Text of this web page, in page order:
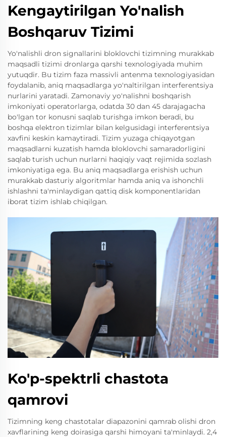
Kengaytirilgan Yo'nalish
Boshqaruv Tizimi
Yo'nalishli dron signallarini bloklovchi tizimning murakkab
maqsadli tizimi dronlarga qarshi texnologiyada muhim
yutuqdir. Bu tizim faza massivli antenma texnologiyasidan
foydalanib, aniq maqsadlarga yo'naltirilgan interferentsiya
nurlarini yaratadi. Zamonaviy yo'nalishni boshqarish
imkoniyati operatorlarga, odatda 30 dan 45 darajagacha
bo'lgan tor konusni saqlab turishga imkon beradi, bu
boshqa elektron tizimlar bilan kelgusidagi interferentsiya
xavfini keskin kamaytiradi. Tizim yuzaga chiqayotgan
maqsadlarni kuzatish hamda bloklovchi samaradorligini
saqlab turish uchun nurlarni haqiqiy vaqt rejimida sozlash
imkoniyatiga ega. Bu aniq maqsadlarga erishish uchun
murakkab dasturiy algoritmlar hamda aniq va ishonchli
ishlashni ta'minlaydigan qattiq disk komponentlaridan
iborat tizim ishlab chiqilgan.
Ko'p-spektrli chastota
qamrovi
Tizimning keng chastotalar diapazonini qamrab olishi dron
xavflarining keng doirasiga qarshi himoyani ta'minlaydi. 2,4